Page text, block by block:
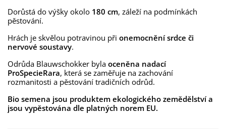
Dorůstá do výšky okolo 180 cm, záleží na podmínkách
pěstování.
Hrách je skvělou potravinou při onemocnění srdce či
nervové soustavy.
Odrůda Blauwschokker byla oceněna nadací
ProSpecieRara, která se zaměřuje na zachování
rozmanitosti a pěstování tradičních odrůd.
Bio semena jsou produktem ekologického zemědělství a
jsou vypěstována dle platných norem EU.